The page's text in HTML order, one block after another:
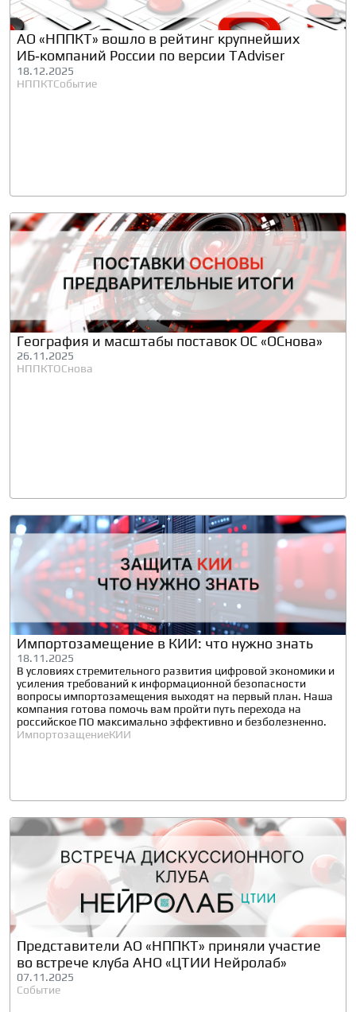
АО «НППКТ» вошло в рейтинг крупнейших
ИБ‑компаний России по версии TAdviser
18.12.2025
НППКТСобытие
География и масштабы поставок ОС «ОСнова»
26.11.2025
НППКТОСнова
Импортозамещение в КИИ: что нужно знать
18.11.2025
В условиях стремительного развития цифровой экономики и
усиления требований к информационной безопасности
вопросы импортозамещения выходят на первый план. Наша
компания готова помочь вам пройти путь перехода на
российское ПО максимально эффективно и безболезненно.
ИмпортозащениеКИИ
Представители АО «НППКТ» приняли участие
во встрече клуба АНО «ЦТИИ Нейролаб»
07.11.2025
Событие